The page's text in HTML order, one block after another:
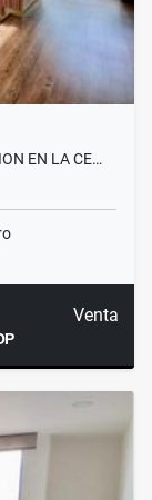
EN LA CE…
Venta